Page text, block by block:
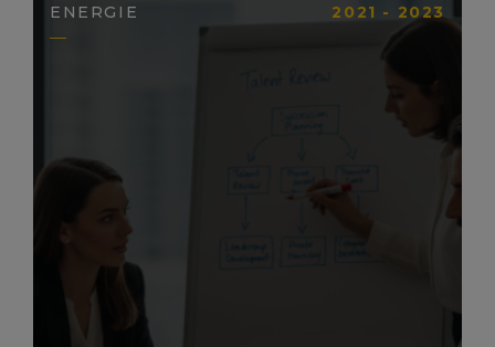
ENERGIE 2021 - 2023